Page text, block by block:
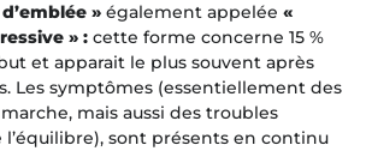
» également appelée «
» : cette forme concerne 15 %
et apparait le plus souvent après
Les symptômes (essentiellement des
mais aussi des troubles
l’équilibre), sont présents en continu